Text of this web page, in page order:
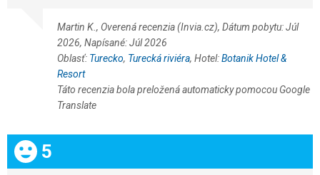
Martin K., Overená recenzia (Invia.cz), Dátum pobytu: Júl
2026, Napísané: Júl 2026
Oblasť: Turecko, Turecká riviéra, Hotel:Botanik Hotel &
Resort
Táto recenzia bola preložená automaticky pomocou Google
Translate
Celkom:
5